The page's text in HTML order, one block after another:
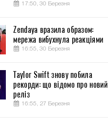
17:50, 30 Березня
Zendaya вразила образом:
мережа вибухнула реакціями
16:55, 30 Березня
Taylor Swift знову побила
рекорди: що відомо про новий
реліз
16:55, 27 Березня